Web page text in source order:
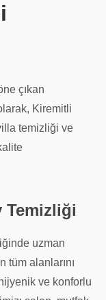
çıkan
Kiremitli
temizliği ve
Temizliği
uzman
alanlarını
ve konforlu